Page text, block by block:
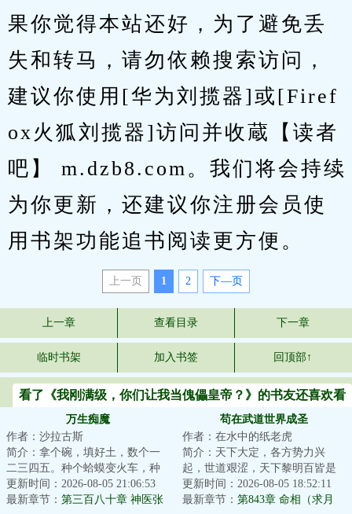
果你觉得本站还好，为了避免丢
失和转马，请勿依赖搜索访问，
建议你使用[华为刘揽器]或[Firef
ox火狐刘揽器]访问并收蔵【读者
吧】 m.dzb8.com。我们将会持续
为你更新，还建议你注册会员使
用书架功能追书阅读更方便。
上一页 1 2 下—页
上一章 查看目录 下一章
临时书架 加入书签 回顶部↑
看了《我刚满级，你们让我当傀儡皇帝？》的书友还喜欢看
万生痴魔
作者：沙拉古斯
简介：拿个碗，填好土，数个一
二三四五。种个蛤蟆变火车，种
颗毛豆变老虎。种出一身好手
艺，一生享福不受...
更新时间：2026-08-05 21:06:53
最新章节： 第三百八十章 神医张
苟在武道世界成圣
作者：在水中的纸老虎
简介：天下大定，各方势力兴
起，世道艰涩，天下黎明百皆是
生活在水深火热当中。出身微末
的徐修身负【天道...
更新时间：2026-08-05 18:52:11
最新章节： 第843章 命相（求月